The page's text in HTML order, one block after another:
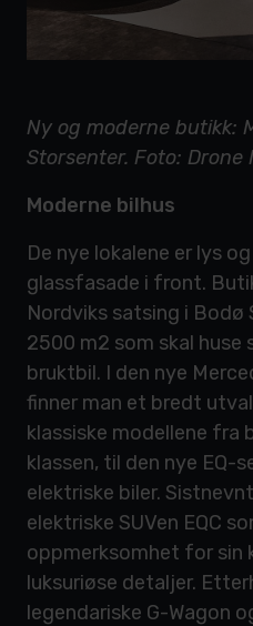
Ny og moderne butikk:
Storsenter. Foto: Drone
Moderne bilhus
De nye lokalene er lys
glassfasade i front.
Nordviks satsing i
2500 m2 som skal huse
bruktbil. I den nye
finner man et bredt
klassiske modellene fra
klassen, til den nye EQ-
elektriske biler.
elektriske SUVen EQC
oppmerksomhet for sin
luksuriøse detaljer.
legendariske G-Wagon